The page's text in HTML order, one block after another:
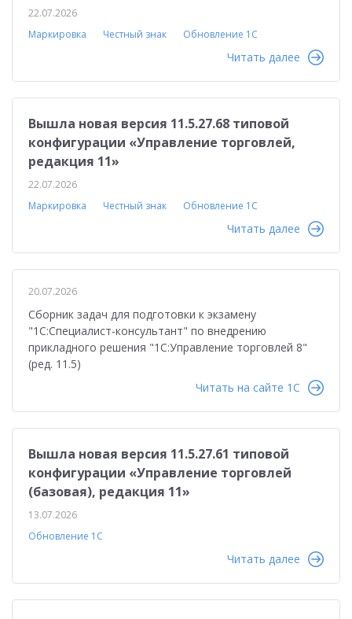
22.07.2026
Маркировка
Честный знак Обновление 1С
Читать далее
Вышла новая версия 11.5.27.68 типовой
конфигурации «Управление торговлей,
редакция 11»
22.07.2026
Маркировка
Честный знак Обновление 1С
Читать далее
20.07.2026
Сборник задач для подготовки к экзамену
"1С:Специалист-консультант" по внедрению
прикладного решения "1С:Управление торговлей 8"
(ред. 11.5)
Читать на сайте 1C
Вышла новая версия 11.5.27.61 типовой
конфигурации «Управление торговлей
(базовая), редакция 11»
13.07.2026
Обновление 1С
Читать далее